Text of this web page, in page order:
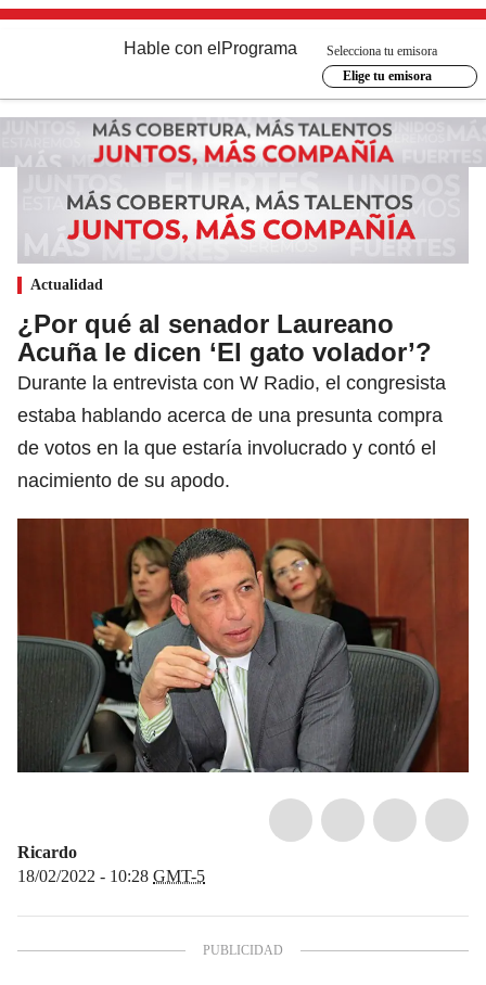
Hable con el Programa
Selecciona tu emisora
Elige tu emisora
Actualidad
¿Por qué al senador Laureano
Acuña le dicen ‘El gato volador’?
Durante la entrevista con W Radio, el congresista
estaba hablando acerca de una presunta compra
de votos en la que estaría involucrado y contó el
nacimiento de su apodo.
Ricardo
18/02/2022 - 10:28 GMT-5